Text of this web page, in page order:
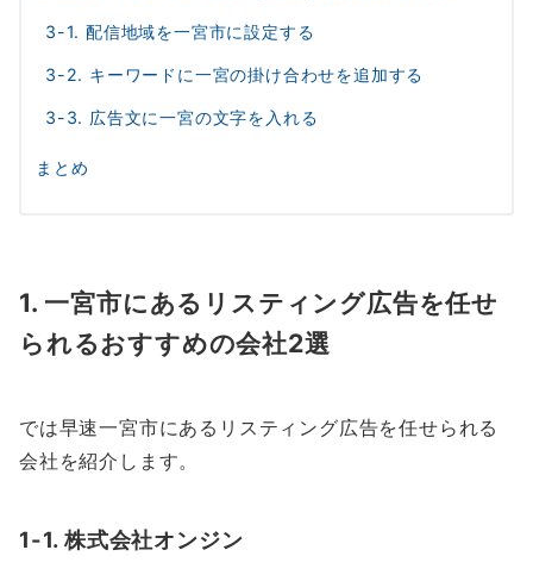
3-1. 配信地域を一宮市に設定する
3-2. キーワードに一宮の掛け合わせを追加する
3-3. 広告文に一宮の文字を入れる
まとめ
1. 一宮市にあるリスティング広告を任せ
られるおすすめの会社2選
では早速一宮市にあるリスティング広告を任せられる
会社を紹介します。
1-1. 株式会社オンジン